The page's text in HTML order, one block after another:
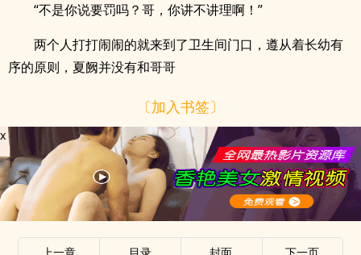
“不是你说要罚吗？哥，你讲不讲理啊！”
两个人打打闹闹的就来到了卫生间门口，遵从着长幼有
序的原则，夏阙并没有和哥哥
〔加入书签〕
x